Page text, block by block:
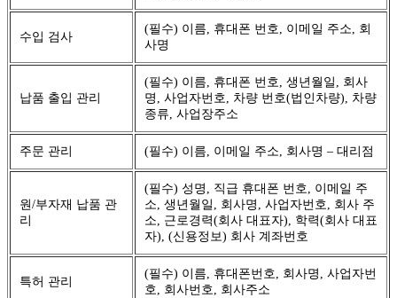
수입 검사
(필수) 이름, 휴대폰 번호, 이메일 주소, 회
사명
납품 출입 관리
(필수) 이름, 휴대폰 번호, 생년월일, 회사
명, 사업자번호, 차량 번호(법인차량), 차량
종류, 사업장주소
주문 관리 (필수) 이름, 이메일 주소, 회사명 – 대리점
원/부자재 납품 관
리
(필수) 성명, 직급 휴대폰 번호, 이메일 주
소, 생년월일, 회사명, 사업자번호, 회사 주
소, 근로경력(회사 대표자), 학력(회사 대표
자), (신용정보) 회사 계좌번호
특허 관리
(필수) 이름, 휴대폰번호, 회사명, 사업자번
호, 회사번호, 회사주소